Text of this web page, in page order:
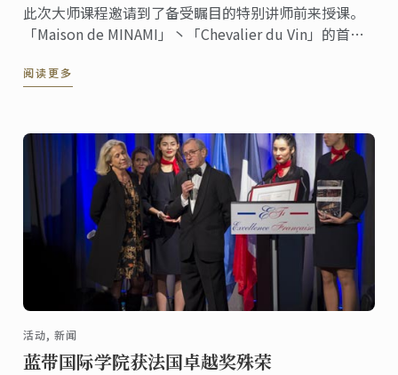
此次大师课程邀请到了备受瞩目的特别讲师前来授课。
「Maison de MINAMI」丶「Chevalier du Vin」的首席
阅读更多
活动, 新闻
蓝带国际学院获法国卓越奖殊荣